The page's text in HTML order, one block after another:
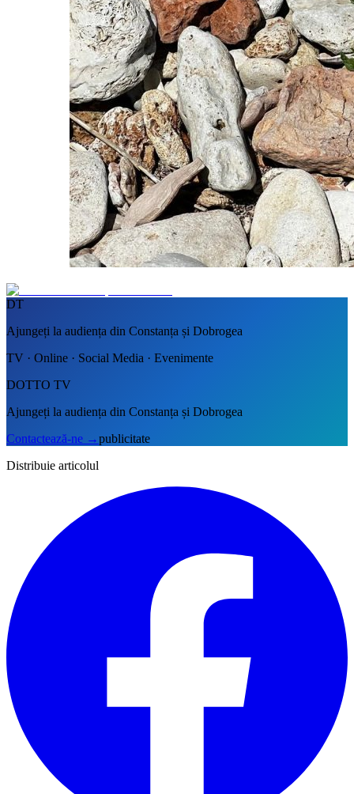
DT
Ajungeți la audiența din Constanța și Dobrogea
TV · Online · Social Media · Evenimente
DOTTO TV
Ajungeți la audiența din Constanța și Dobrogea
Contactează-ne →publicitate
Distribuie articolul